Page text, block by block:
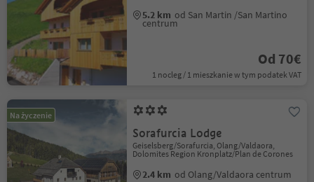
5.2 km od San Martin /San Martino
centrum
Od 70€
1 nocleg / 1 mieszkanie w tym podatek VAT
Na życzenie
Sorafurcia Lodge
Geiselsberg/Sorafurcia, Olang/Valdaora,
Dolomites Region Kronplatz/Plan de Corones
2.4 km od Olang/Valdaora centrum